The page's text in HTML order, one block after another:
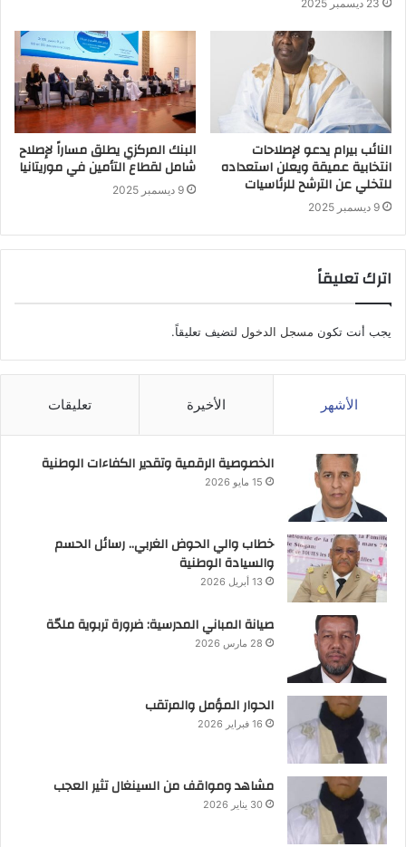
23 ديسمبر 2025
النائب بيرام يدعو لإصلاحات
انتخابية عميقة ويعلن استعداده
للتخلي عن الترشح للرئاسيات
9 ديسمبر 2025
البنك المركزي يطلق مساراً لإصلاح
شامل لقطاع التأمين في موريتانيا
9 ديسمبر 2025
اترك تعليقاً
يجب أنت تكون مسجل الدخول لتضيف تعليقاً.
الأشهر الأخيرة تعليقات
الخصوصية الرقمية وتقدير الكفاءات الوطنية
15 مايو 2026
خطاب والي الحوض الغربي.. رسائل الحسم
والسيادة الوطنية
13 أبريل 2026
صيانة المباني المدرسية: ضرورة تربوية ملحّة
28 مارس 2026
الحوار المؤمل والمرتقب
16 فبراير 2026
مشاهد ومواقف من السينغال تثير العجب
30 يناير 2026